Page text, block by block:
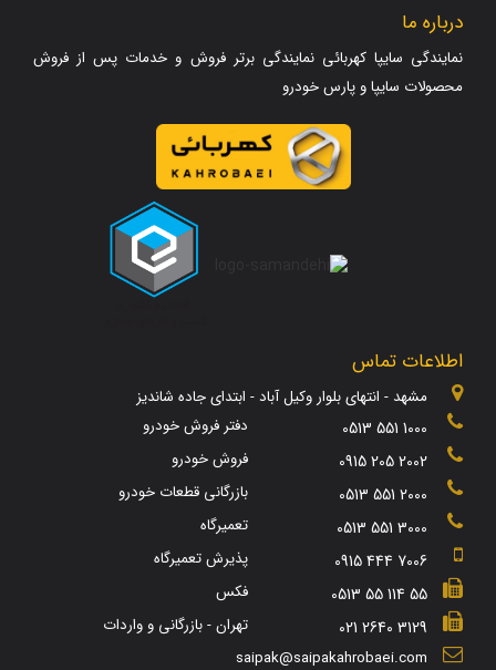
درباره ما
نمایندگی سایپا کهربائی نمایندگی برتر فروش و خدمات پس از فروش
محصولات سایپا و پارس خودرو
اطلاعات تماس
مشهد - انتهای بلوار وکیل آباد - ابتدای جاده شاندیز
0513 551 1000 دفتر فروش خودرو
0915 205 2002 فروش خودرو
0513 551 2000 بازرگانی قطعات خودرو
0513 551 3000 تعمیرگاه
0915 444 7006 پذیرش تعمیرگاه
0513 55 114 55 فکس
021 2640 3129
تهران - بازرگانی و واردات
saipak@saipakahrobaei.com